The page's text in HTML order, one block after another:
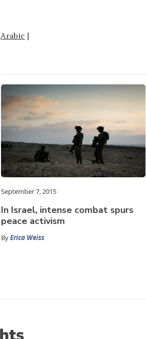
Arabic |
September 7, 2015
In Israel, intense combat spurs
peace activism
ByErica Weiss